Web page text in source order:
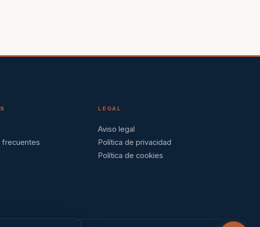
frecuentes
LEGAL
Aviso legal
Política de privacidad
Política de cookies